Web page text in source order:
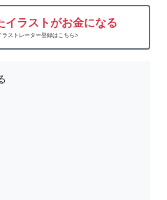
イラストがお金になる
ラストレーター登録はこちら>